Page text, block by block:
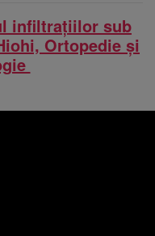
infiltrațiilor sub
Ortopedie și